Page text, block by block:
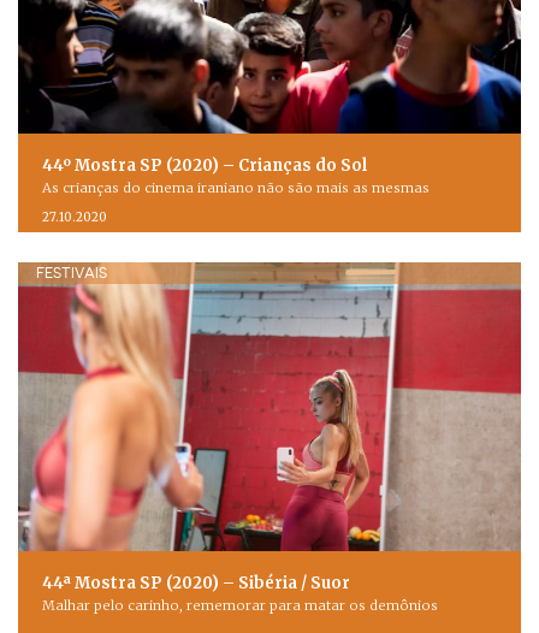
44º Mostra SP (2020) – Crianças do Sol
As crianças do cinema iraniano não são mais as mesmas
27.10.2020
FESTIVAIS
44ª Mostra SP (2020) – Sibéria / Suor
Malhar pelo carinho, rememorar para matar os demônios